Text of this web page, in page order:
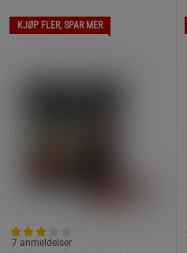
KJØP FLER, SPAR MER
7 anmeldelser